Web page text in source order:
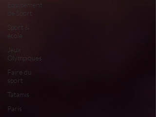
Equipement
de Sport
Sport &
école
Jeux
Olympiques
Faire du
sport
Tatamis
Paris